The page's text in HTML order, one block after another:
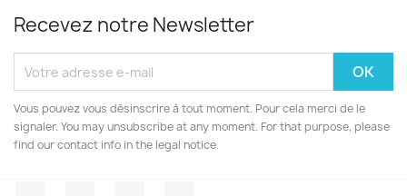
Recevez notre Newsletter
Vous pouvez vous désinscrire à tout moment. Pour cela merci de le
signaler. You may unsubscribe at any moment. For that purpose, please
find our contact info in the legal notice.